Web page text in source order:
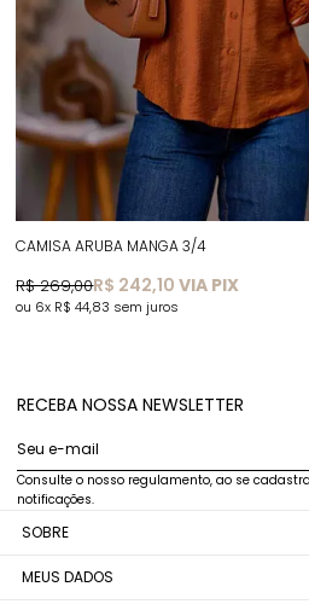
CAMISA ARUBA MANGA 3/4
R$ 242,10 VIA PIX
R$ 269,00
6x R$ 44,83 sem juros
RECEBA NOSSA NEWSLETTER
Seu e-mail
Consulte o nosso regulamento, ao se
notificações.
SOBRE
MEUS DADOS